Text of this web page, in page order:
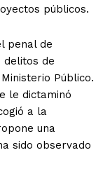
públicos.
penal de
delitos de
Público.
le dictaminó
a la
una
sido observado